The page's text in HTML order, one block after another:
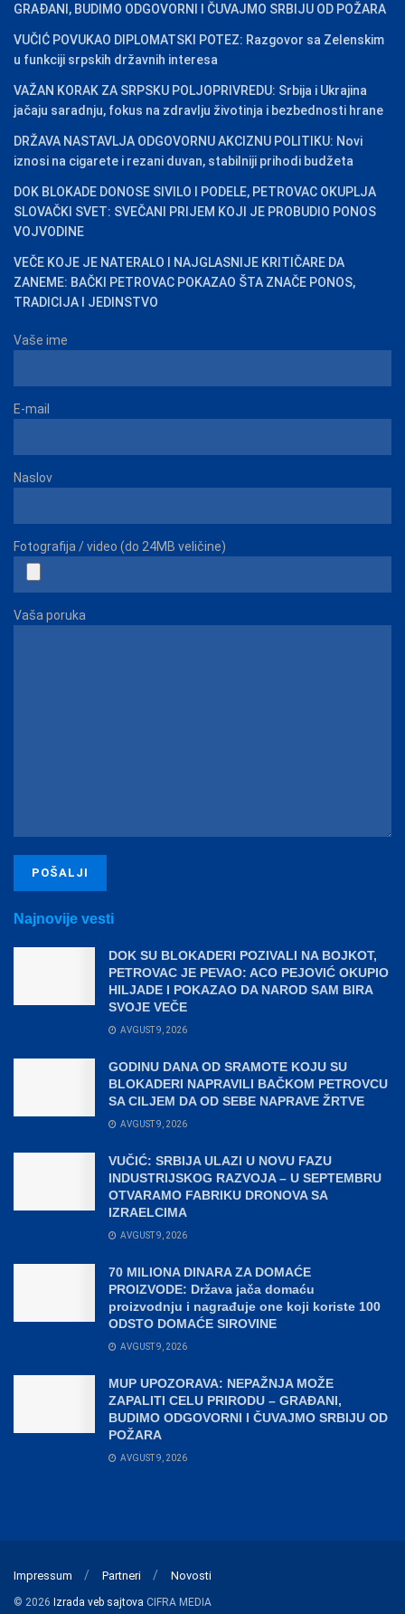
GRAĐANI, BUDIMO ODGOVORNI I ČUVAJMO SRBIJU OD POŽARA
VUČIĆ POVUKAO DIPLOMATSKI POTEZ: Razgovor sa Zelenskim
u funkciji srpskih državnih interesa
VAŽAN KORAK ZA SRPSKU POLJOPRIVREDU: Srbija i Ukrajina
jačaju saradnju, fokus na zdravlju životinja i bezbednosti hrane
DRŽAVA NASTAVLJA ODGOVORNU AKCIZNU POLITIKU: Novi
iznosi na cigarete i rezani duvan, stabilniji prihodi budžeta
DOK BLOKADE DONOSE SIVILO I PODELE, PETROVAC OKUPLJA
SLOVAČKI SVET: SVEČANI PRIJEM KOJI JE PROBUDIO PONOS
VOJVODINE
VEČE KOJE JE NATERALO I NAJGLASNIJE KRITIČARE DA
ZANEME: BAČKI PETROVAC POKAZAO ŠTA ZNAČE PONOS,
TRADICIJA I JEDINSTVO
Vaše ime
E-mail
Naslov
Fotografija / video (do 24MB veličine)
Vaša poruka
Najnovije vesti
DOK SU BLOKADERI POZIVALI NA BOJKOT,
PETROVAC JE PEVAO: ACO PEJOVIĆ OKUPIO
HILJADE I POKAZAO DA NAROD SAM BIRA
SVOJE VEČE
AVGUST 9, 2026
GODINU DANA OD SRAMOTE KOJU SU
BLOKADERI NAPRAVILI BAČKOM PETROVCU
SA CILJEM DA OD SEBE NAPRAVE ŽRTVE
AVGUST 9, 2026
VUČIĆ: SRBIJA ULAZI U NOVU FAZU
INDUSTRIJSKOG RAZVOJA – U SEPTEMBRU
OTVARAMO FABRIKU DRONOVA SA
IZRAELCIMA
AVGUST 9, 2026
70 MILIONA DINARA ZA DOMAĆE
PROIZVODE: Država jača domaću
proizvodnju i nagrađuje one koji koriste 100
ODSTO DOMAĆE SIROVINE
AVGUST 9, 2026
MUP UPOZORAVA: NEPAŽNJA MOŽE
ZAPALITI CELU PRIRODU – GRAĐANI,
BUDIMO ODGOVORNI I ČUVAJMO SRBIJU OD
POŽARA
AVGUST 9, 2026
Impressum Partneri Novosti
© 2026 Izrada veb sajtova CIFRA MEDIA